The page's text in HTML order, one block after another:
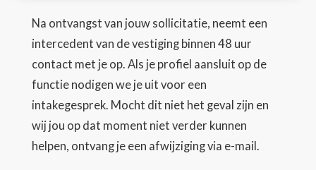
Na ontvangst van jouw sollicitatie, neemt een
intercedent van de vestiging binnen 48 uur
contact met je op. Als je profiel aansluit op de
functie nodigen we je uit voor een
intakegesprek. Mocht dit niet het geval zijn en
wij jou op dat moment niet verder kunnen
helpen, ontvang je een afwijziging via e-mail.